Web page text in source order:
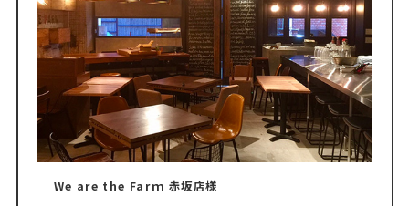
We are the Farｍ 赤坂店様